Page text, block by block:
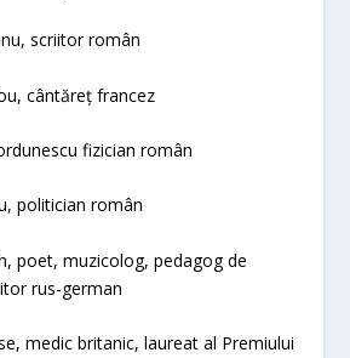
scriitor român
cântăreț francez
fizician român
politician român
poet, muzicolog, pedagog de
rus-german
medic britanic, laureat al Premiului